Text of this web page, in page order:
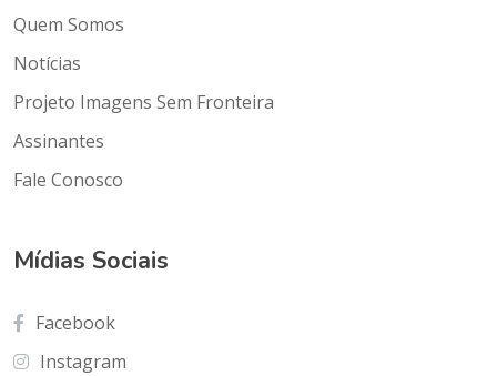
Quem Somos
Notícias
Projeto Imagens Sem Fronteira
Assinantes
Fale Conosco
Mídias Sociais
Facebook
Instagram